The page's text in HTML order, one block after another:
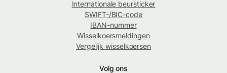
Internationale beursticker
SWIFT-/BIC-code
IBAN-nummer
Wisselkoersmeldingen
Vergelijk wisselkoersen
Volg ons